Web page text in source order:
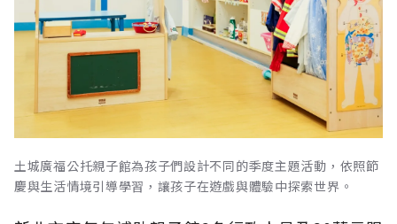
土城廣福公托親子館為孩子們設計不同的季度主題活動，依照節
慶與生活情境引導學習，讓孩子在遊戲與體驗中探索世界。